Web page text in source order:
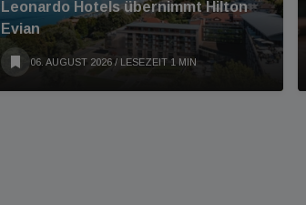
Leonardo Hotels übernimmt Hilton
Evian
06. AUGUST 2026 / LESEZEIT 1 MIN